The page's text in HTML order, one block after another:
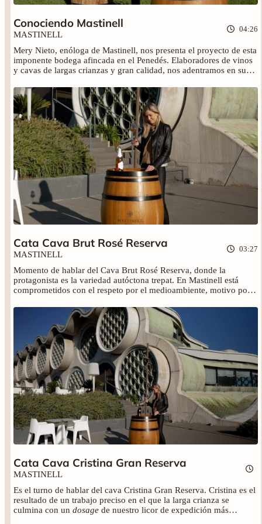
del selecto grupo de las
prestigiosas del Penedés.
Conociendo Mastinell
MASTINELL
04:26
Mery Nieto, enóloga de Mastinell, nos presenta el proyecto de esta
imponente bodega afincada en el Penedés. Elaboradores de vinos
y cavas de largas crianzas y gran calidad, nos adentramos en su
Cata Cava Brut Rosé Reserva
MASTINELL
03:27
Momento de hablar del Cava Brut Rosé Reserva, donde la
protagonista es la variedad autóctona trepat. En Mastinell está
comprometidos con el respeto por el medioambiente, motivo por
pierdas la interesante cata de la mano de su enóloga, Mery Nieto.
Cata Cava Cristina Gran Reserva
MASTINELL
Es el turno de hablar del cava Cristina Gran Reserva. Cristina es el
resultado de un trabajo preciso en el que la larga crianza se
culmina con un dosage de nuestro licor de expedición más